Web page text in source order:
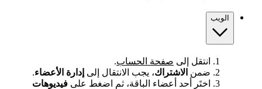
الويب
انتقل إلى صفحة الحساب.
ضمن الاشتراك، يجب الانتقال إلى إدارة الأعضاء.
اختَر أحد أعضاء الباقة، ثم اضغط على فيديوهات